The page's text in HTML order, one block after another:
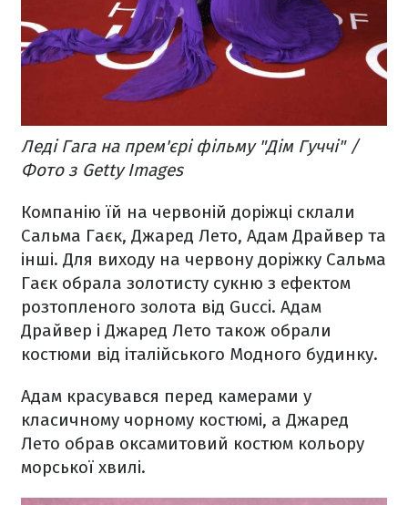
Леді Гага на прем'єрі фільму "Дім Гуччі" /
Фото з Getty Images
Компанію їй на червоній доріжці склали
Сальма Гаєк, Джаред Лето, Адам Драйвер та
інші. Для виходу на червону доріжку Сальма
Гаєк обрала золотисту сукню з ефектом
розтопленого золота від Gucci. Адам
Драйвер і Джаред Лето також обрали
костюми від італійського Модного будинку.
Адам красувався перед камерами у
класичному чорному костюмі, а Джаред
Лето обрав оксамитовий костюм кольору
морської хвилі.